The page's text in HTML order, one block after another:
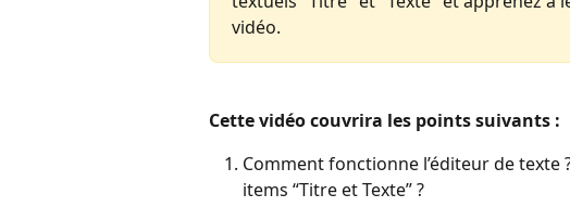
vidéo.
Cette vidéo couvrira les points suivants :
Comment fonctionne l’éditeur de
items “Titre et Texte” ?